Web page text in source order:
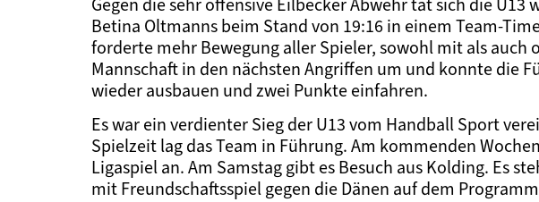
Gegen die sehr offensive Eilbecker Abwehr tat sich die U13
Betina Oltmanns beim Stand von 19:16 in einem Team-
forderte mehr Bewegung aller Spieler, sowohl mit als auch
Mannschaft in den nächsten Angriffen um und konnte die
wieder ausbauen und zwei Punkte einfahren.
Es war ein verdienter Sieg der U13 vom Handball Sport
Spielzeit lag das Team in Führung. Am kommenden
Ligaspiel an. Am Samstag gibt es Besuch aus Kolding. Es
mit Freundschaftsspiel gegen die Dänen auf dem